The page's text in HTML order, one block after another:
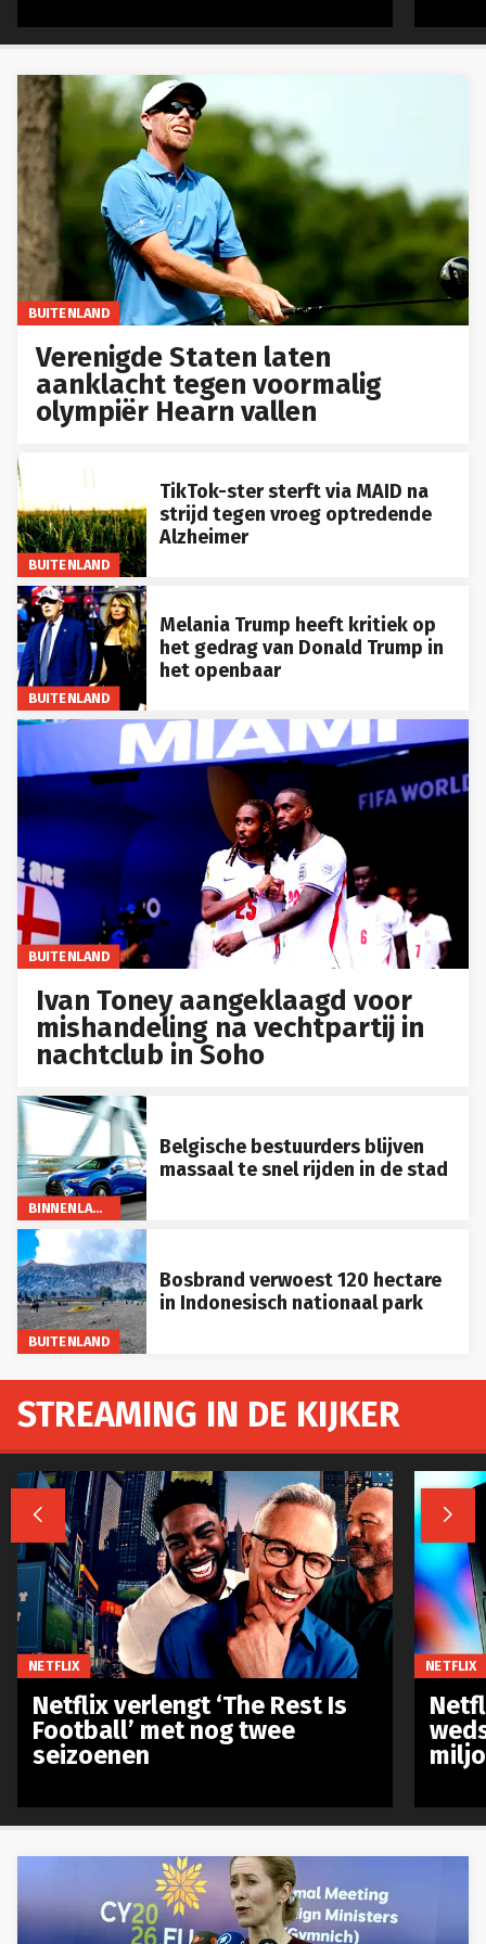
BUITENLAND
Verenigde Staten laten
aanklacht tegen voormalig
olympiër Hearn vallen
BUITENLAND
TikTok-ster sterft via MAID na
strijd tegen vroeg optredende
Alzheimer
BUITENLAND
Melania Trump heeft kritiek op
het gedrag van Donald Trump in
het openbaar
BUITENLAND
Ivan Toney aangeklaagd voor
mishandeling na vechtpartij in
nachtclub in Soho
BINNENLAND
Belgische bestuurders blijven
massaal te snel rijden in de stad
BUITENLAND
Bosbrand verwoest 120 hectare
in Indonesisch nationaal park
STREAMING IN DE KIJKER
 
NETFLIX
Netflix verlengt ‘The Rest Is
Football’ met nog twee
seizoenen
NETFLIX